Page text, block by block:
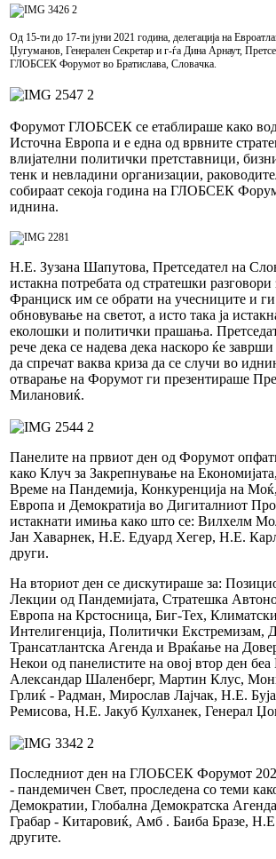
Од 15-ти до 17-ти јуни 2021 година, делегација на
Џугуманов, Генерален Секретар и г-ѓа Дина Арнаут,
ГЛОБСЕК Форумот во Братислава, Словачка.
Форумот ГЛОБСЕК се етаблираше како
Источна Европа и е една од врвните
влијателни политички претставници,
тенк и невладини организации,
собираат секоја година на ГЛОБСЕК
иднина.
Н.Е. Зузана Шапутова, Претседател на
истакна потребата од стратешки
Франциск им се обрати на учесниците и
обновување на светот, а исто така ја
еколошки и политички прашања.
рече дека се надева дека наскоро ќе
да спречат ваква криза да се случи во
отварање на Форумот ги презентираше
Милановиќ.
Панелите на првиот ден од Форумот
како Клуч за Закрепнување на
Време на Пандемија, Конкуренција на
Европа и Демократија во Дигиталниот
истакнати имиња како што се: Вилхелм
Јан Хаварнек, Н.Е. Едуард Хегер, Н.Е.
други.
На вториот ден се дискутираше за:
Лекции од Пандемијата, Стратешка
Европа на Крстосница, Биг-Тех,
Интелигенција, Политички Екстремизам,
Трансатлантска Агенда и Враќање на
Некои од панелистите на овој втор ден
Александар Шаленберг, Мартин Клус,
Грлиќ - Радман, Мирослав Лајчак, Н.Е.
Ремисова, Н.Е. Јакуб Кулханек, Генерал
Последниот ден на ГЛОБСЕК Форумот
- пандемичен Свет, проследена со теми
Демократии, Глобална Демократска
Грабар - Китаровиќ, Амб . Баиба Бразе,
другите.